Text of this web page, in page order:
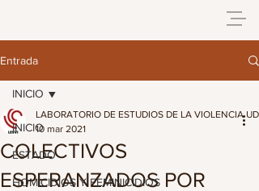
Entrada
INICIO
ESTADO
HOMICIDIOS Y FEMINICIDIOS
INICIO
COLECTIVOS
ESPERANZADOS POR
LABORATORIO DE ESTUDIOS DE LA VIOLENCIA
10 mar 2021